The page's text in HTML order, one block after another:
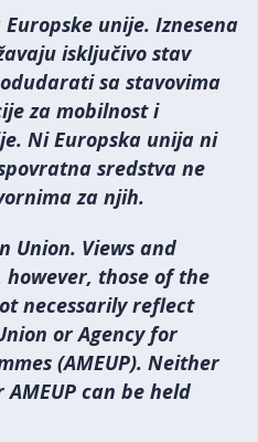
unije. Iznesena
isključivo stav
sa stavovima
za mobilnost i
Ni Europska unija ni
sredstva ne
za njih.
Union. Views and
those of the
necessarily reflect
or Agency for
(AMEUP). Neither
AMEUP can be held